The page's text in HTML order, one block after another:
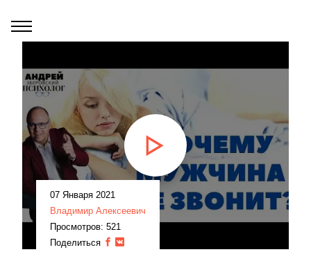
07 Января 2021
Владимир Алексеевич
Просмотров: 521
Поделиться